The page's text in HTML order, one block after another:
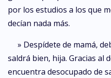
por los estudios a los que
decían nada más.
» Despídete de mamá,
saldrá bien, hija. Gracias al
encuentra desocupado de